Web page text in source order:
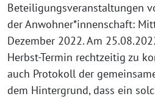
Beteiligungsveranstaltungen
der Anwohner*innenschaft:
Dezember 2022. Am
Herbst-Termin rechtzeitig zu
auch Protokoll der
dem Hintergrund, dass ein